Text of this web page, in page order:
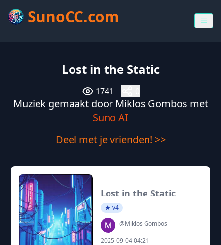
SunoCC.com
Lost in the Static
1741
Muziek gemaakt door Miklos Gombos met
Suno AI
Deel met je vrienden! >>
Lost in the Static
v4
@Miklos Gombos
2025-09-04 04:21